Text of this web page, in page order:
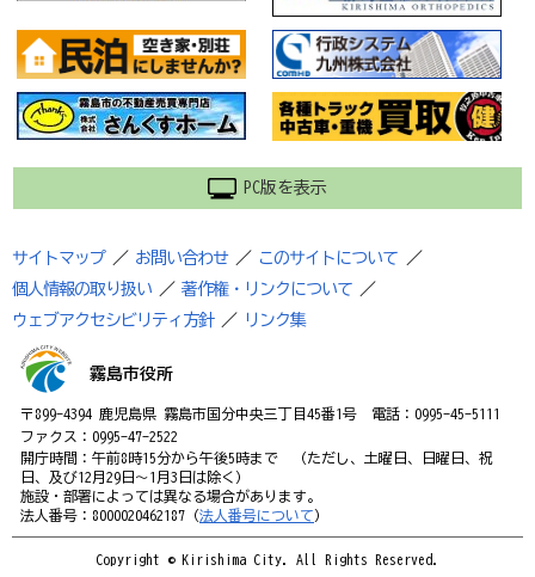
PC版を表示
サイトマップ ／ お問い合わせ ／ このサイトについて
／
個人情報の取り扱い ／ 著作権・リンクについて ／
ウェブアクセシビリティ方針 ／ リンク集
霧島市役所
〒899-4394 鹿児島県 霧島市国分中央三丁目45番1号 電話：0995-45-5111
ファクス：0995-47-2522
開庁時間：午前8時15分から午後5時まで （ただし、土曜日、日曜日、祝
日、及び12月29日～1月3日は除く）
施設・部署によっては異なる場合があります。
法人番号：8000020462187（法人番号について）
Copyright © Kirishima City. All Rights Reserved.